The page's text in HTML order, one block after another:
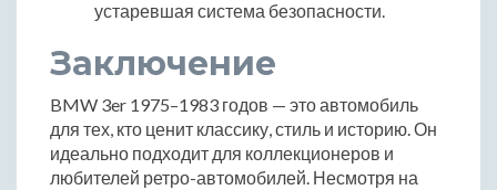
устаревшая система безопасности.
Заключение
BMW 3er 1975–1983 годов — это автомобиль
для тех, кто ценит классику, стиль и историю. Он
идеально подходит для коллекционеров и
любителей ретро-автомобилей. Несмотря на